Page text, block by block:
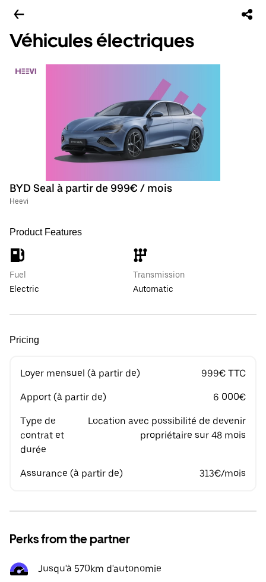
Véhicules électriques
BYD Seal à partir de 999€ / mois
Heevi
Product Features
Fuel
Electric
Transmission
Automatic
Pricing
Loyer mensuel (à partir de) 999€ TTC
Apport (à partir de) 6 000€
Type de
contrat et
durée
Location avec possibilité de devenir
propriétaire sur 48 mois
Assurance (à partir de) 313€/mois
Perks from the partner
Jusqu'à 570km d'autonomie